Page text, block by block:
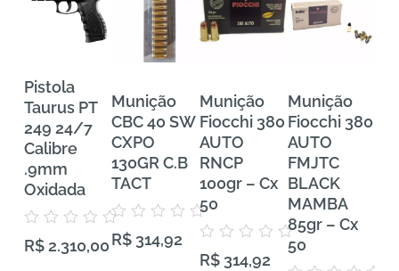
Pistola
Taurus PT
249 24/7
Calibre
.9mm
Oxidada
0
R$2.310,00
Munição
CBC 40 SW
CXPO
130GR C.B
TACT
0
R$ 314,92
Munição
Fiocchi 380
AUTO
RNCP
100gr – Cx
50
0
R$ 314,92
Munição
Fiocchi 380
AUTO
FMJTC
BLACK
MAMBA
85gr – Cx
50